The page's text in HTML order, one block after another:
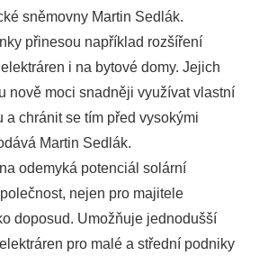
sněmovny Martin Sedlák.
přinesou například rozšíření
i na bytové domy. Jejich
nově moci snadněji využívat vlastní
a chránit se tím před vysokými
Martin Sedlák.
odemyká potenciál solární
nejen pro majitele
doposud. Umožňuje jednodušší
pro malé a střední podniky